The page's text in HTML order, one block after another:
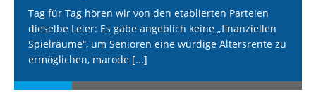
Tag für Tag hören wir von den etablierten Parteien
dieselbe Leier: Es gäbe angeblich keine „finanziellen
Spielräume“, um Senioren eine würdige Altersrente zu
ermöglichen, marode [...]